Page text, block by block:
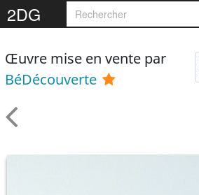
2DG
Œuvre mise en vente par
BéDécouverte